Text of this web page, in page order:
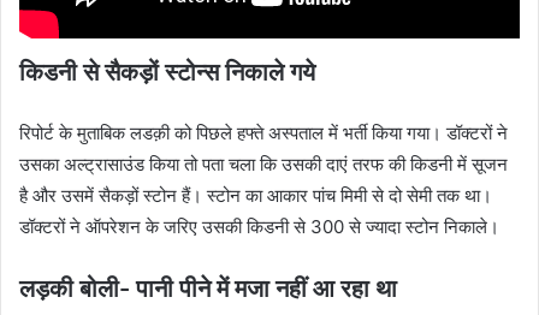
किडनी से सैकड़ों स्टोन्स निकाले गये
रिपोर्ट के मुताबिक लडक़ी को पिछले हफ्ते अस्पताल में भर्ती किया गया। डॉक्टरों ने
उसका अल्ट्रासाउंड किया तो पता चला कि उसकी दाएं तरफ की किडनी में सूजन
है और उसमें सैकड़ों स्टोन हैं। स्टोन का आकार पांच मिमी से दो सेमी तक था।
डॉक्टरों ने ऑपरेशन के जरिए उसकी किडनी से 300 से ज्यादा स्टोन निकाले।
लड़की बोली- पानी पीने में मजा नहीं आ रहा था